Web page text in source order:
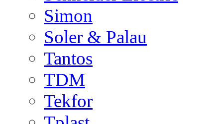
Simon
Soler & Palau
Tantos
TDM
Tekfor